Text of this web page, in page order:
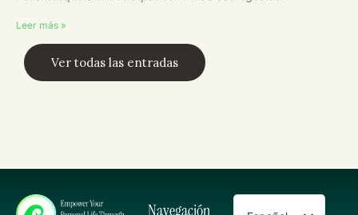
Leer más »
Ver todas las entradas
Navegación